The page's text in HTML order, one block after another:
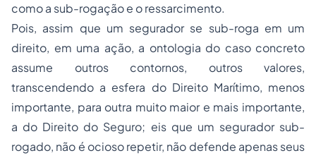
como a sub-rogação e o ressarcimento.
Pois, assim que um segurador se sub-roga em um
direito, em uma ação, a ontologia do caso concreto
assume outros contornos, outros valores,
transcendendo a esfera do Direito Marítimo, menos
importante, para outra muito maior e mais importante,
a do Direito do Seguro; eis que um segurador sub-
rogado, não é ocioso repetir, não defende apenas seus